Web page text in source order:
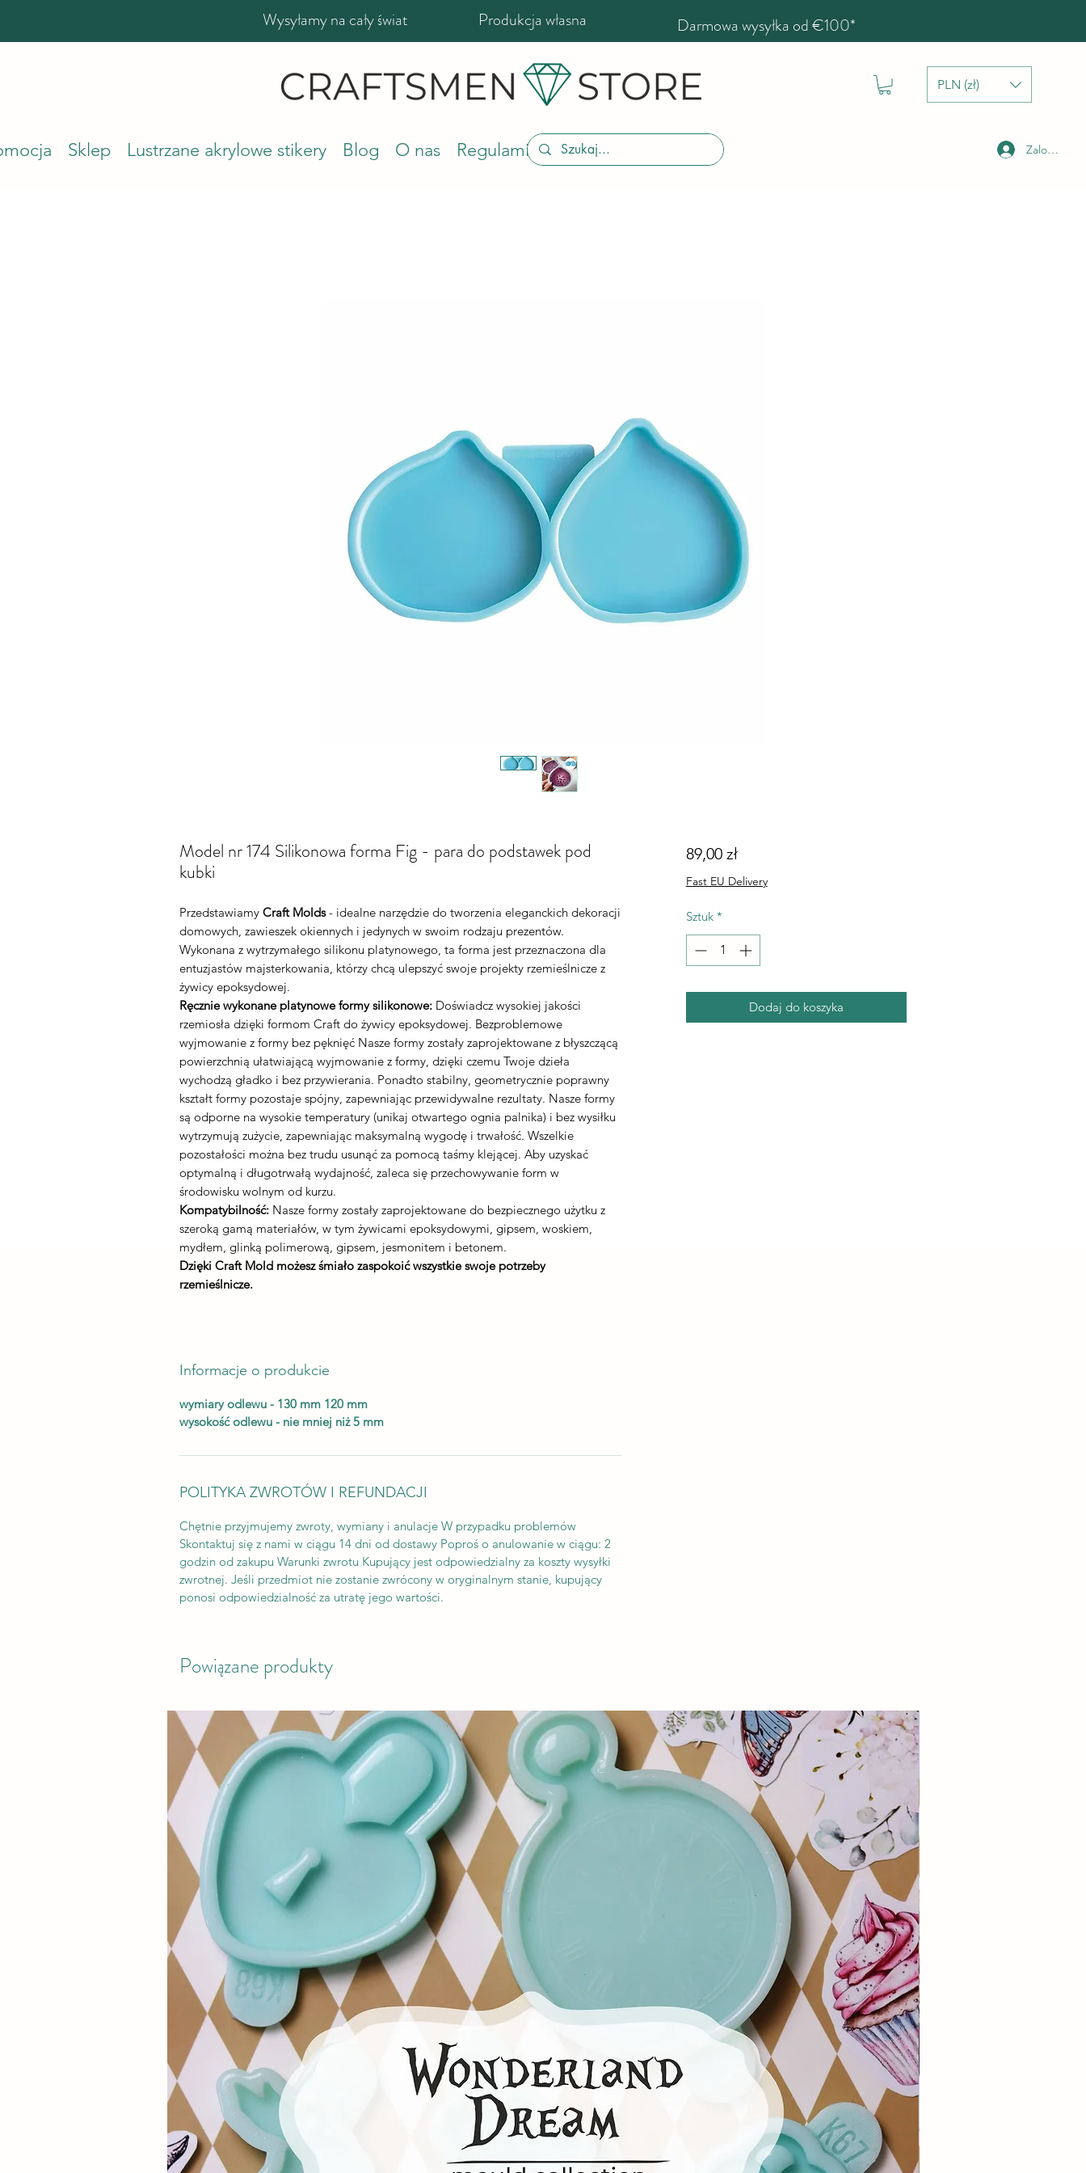
Wysyłamy na cały świat Produkcja własna Darmowa wysyłka od €100*
PLN (zł)
Sklep Lustrzane akrylowe stikery Blog O nas Regulamin sklepu Zaloguj się
Model nr 174 Silikonowa forma Fig - para do podstawek pod
kubki
Przedstawiamy Craft Molds- idealne narzędzie do tworzenia eleganckich dekoracji
domowych, zawieszek okiennych i jedynych w swoim rodzaju prezentów.
Wykonana z wytrzymałego silikonu platynowego, ta forma jest przeznaczona dla
entuzjastów majsterkowania, którzy chcą ulepszyć swoje projekty rzemieślnicze z
żywicy epoksydowej.
Ręcznie wykonane platynowe formy silikonowe: Doświadcz wysokiej jakości
rzemiosła dzięki formom Craft do żywicy epoksydowej. Bezproblemowe
wyjmowanie z formy bez pęknięć Nasze formy zostały zaprojektowane z błyszczącą
powierzchnią ułatwiającą wyjmowanie z formy, dzięki czemu Twoje dzieła
wychodzą gładko i bez przywierania. Ponadto stabilny, geometrycznie poprawny
kształt formy pozostaje spójny, zapewniając przewidywalne rezultaty. Nasze formy
są odporne na wysokie temperatury (unikaj otwartego ognia palnika) i bez wysiłku
wytrzymują zużycie, zapewniając maksymalną wygodę i trwałość. Wszelkie
pozostałości można bez trudu usunąć za pomocą taśmy klejącej. Aby uzyskać
optymalną i długotrwałą wydajność, zaleca się przechowywanie form w
środowisku wolnym od kurzu.
Kompatybilność: Nasze formy zostały zaprojektowane do bezpiecznego użytku z
szeroką gamą materiałów, w tym żywicami epoksydowymi, gipsem, woskiem,
mydłem, glinką polimerową, gipsem, jesmonitem i betonem.
Dzięki Craft Mold możesz śmiało zaspokoić wszystkie swoje potrzeby
rzemieślnicze.
Informacje o produkcie
wymiary odlewu - 130 mm 120 mm
wysokość odlewu - nie mniej niż 5 mm
POLITYKA ZWROTÓW I REFUNDACJI
Chętnie przyjmujemy zwroty, wymiany i anulacje W przypadku problemów
Skontaktuj się z nami w ciągu 14 dni od dostawy Poproś o anulowanie w ciągu: 2
godzin od zakupu Warunki zwrotu Kupujący jest odpowiedzialny za koszty wysyłki
zwrotnej. Jeśli przedmiot nie zostanie zwrócony w oryginalnym stanie, kupujący
ponosi odpowiedzialność za utratę jego wartości.
89,00 złCena
Fast EU Delivery
Sztuk *
Dodaj do koszyka
Powiązane produkty